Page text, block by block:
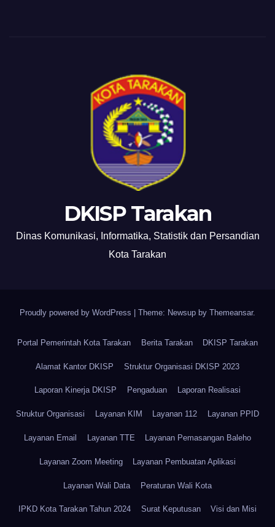
DKISP Tarakan
Dinas Komunikasi, Informatika, Statistik dan Persandian
Kota Tarakan
Proudly powered by WordPress Theme: Newsup by Themeansar.
Portal Pemerintah Kota Tarakan Berita Tarakan DKISP Tarakan
Alamat Kantor DKISP Struktur Organisasi DKISP 2023
Laporan Kinerja DKISP Pengaduan Laporan Realisasi
Struktur Organisasi Layanan KIM Layanan 112 Layanan PPID
Layanan Email Layanan TTE Layanan Pemasangan Baleho
Layanan Zoom Meeting Layanan Pembuatan Aplikasi
Layanan Wali Data Peraturan Wali Kota
IPKD Kota Tarakan Tahun 2024 Surat Keputusan Visi dan Misi